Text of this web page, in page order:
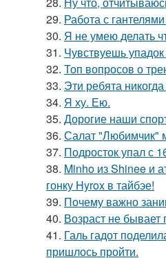
29. Работа с
30. Я не умею делать
31. Чувствуешь
32. Топ вопросов о
33. Эти ребята
34. Я ху. Ею.
35. Дорогие наши
36. Салат "Любимчик"
37. Подросток упал с
38. Minho из Shinee и
гонку Hyrox в тайбэе!
39. Почему важно
40. Возраст не бывает
41. Галь гадот
пришлось пройти.